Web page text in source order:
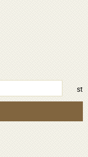
st